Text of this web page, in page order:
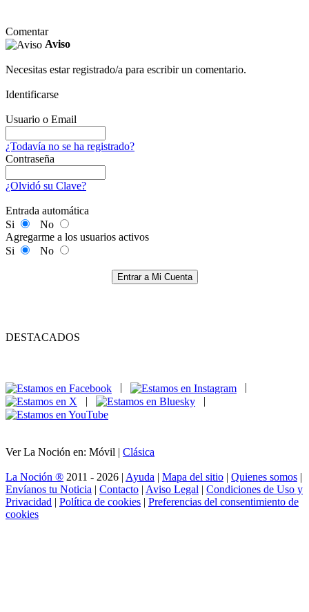
Comentar
Aviso
Necesitas estar registrado/a para escribir un comentario.
Identificarse
Usuario o Email
¿Todavía no se ha registrado?
Contraseña
¿Olvidó su Clave?
Entrada automática
Si
No
Agregarme a los usuarios activos
Si
No
Entrar a Mi Cuenta
DESTACADOS
|
|
Ver La Noción en: Móvil | Clásica
La Noción ® 2011 - 2026 | Ayuda | Mapa del sitio | Quienes somos |
Envíanos tu Noticia | Contacto | Aviso Legal | Condiciones de Uso y
Privacidad | Política de cookies | Preferencias del consentimiento de
cookies